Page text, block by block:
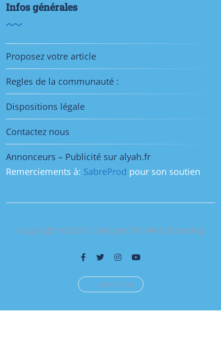
Infos générales
Proposez votre article
Regles de la communauté :
Dispositions légale
Contactez nous
Annonceurs – Publicité sur alyah.fr
Remerciements à: SabreProd pour son soutien
Copyright ©2025. Créé par Tnt Web Boosting
Back to Top